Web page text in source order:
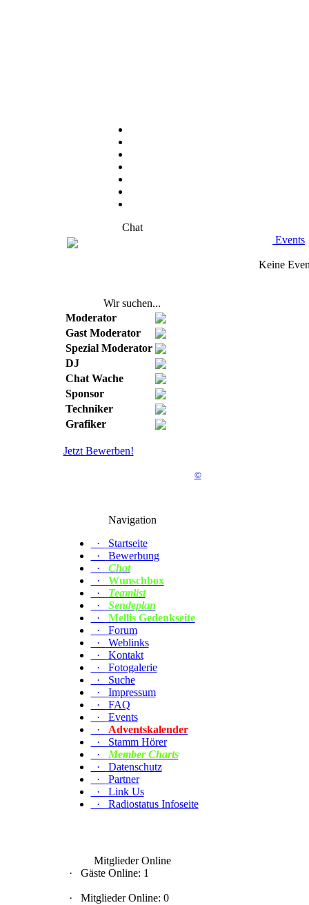
Chat
Wir suchen...
Moderator
Gast Moderator
Spezial Moderator
DJ
Chat Wache
Sponsor
Techniker
Grafiker
Jetzt Bewerben!
©
Navigation
·
Startseite
·
Bewerbung
·
Chat
·
Wunschbox
·
Teamlist
·
Sendeplan
·
Mellis Gedenkseite
·
Forum
·
Weblinks
·
Kontakt
·
Fotogalerie
·
Suche
·
Impressum
·
FAQ
·
Events
·
Adventskalender
·
Stamm Hörer
·
Member Charts
·
Datenschutz
·
Partner
·
Link Us
·
Radiostatus Infoseite
Mitglieder Online
·
Gäste Online: 1
· Mitglieder Online: 0
Events
Keine